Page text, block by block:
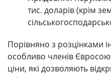
тис. доларів (крім
Порівняно з розцінками
особливо членів
ціни, які дозволяють